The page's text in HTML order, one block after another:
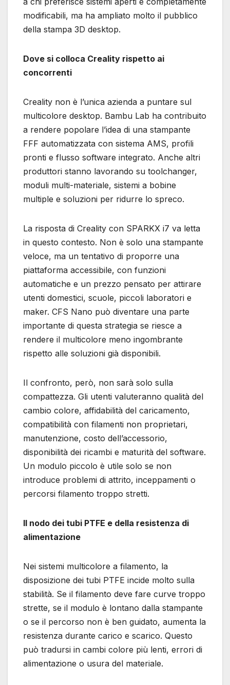
modificabili, ma ha ampliato molto il pubblico
della stampa 3D desktop.
Dove si colloca Creality rispetto ai
concorrenti
Creality non è l’unica azienda a puntare sul
multicolore desktop. Bambu Lab ha contribuito
a rendere popolare l’idea di una stampante
FFF automatizzata con sistema AMS, profili
pronti e flusso software integrato. Anche altri
produttori stanno lavorando su toolchanger,
moduli multi-materiale, sistemi a bobine
multiple e soluzioni per ridurre lo spreco.
La risposta di Creality con SPARKX i7 va letta
in questo contesto. Non è solo una stampante
veloce, ma un tentativo di proporre una
piattaforma accessibile, con funzioni
automatiche e un prezzo pensato per attirare
utenti domestici, scuole, piccoli laboratori e
maker. CFS Nano può diventare una parte
importante di questa strategia se riesce a
rendere il multicolore meno ingombrante
rispetto alle soluzioni già disponibili.
Il confronto, però, non sarà solo sulla
compattezza. Gli utenti valuteranno qualità del
cambio colore, affidabilità del caricamento,
compatibilità con filamenti non proprietari,
manutenzione, costo dell’accessorio,
disponibilità dei ricambi e maturità del software.
Un modulo piccolo è utile solo se non
introduce problemi di attrito, inceppamenti o
percorsi filamento troppo stretti.
Il nodo dei tubi PTFE e della resistenza di
alimentazione
Nei sistemi multicolore a filamento, la
disposizione dei tubi PTFE incide molto sulla
stabilità. Se il filamento deve fare curve troppo
strette, se il modulo è lontano dalla stampante
o se il percorso non è ben guidato, aumenta la
resistenza durante carico e scarico. Questo
può tradursi in cambi colore più lenti, errori di
alimentazione o usura del materiale.